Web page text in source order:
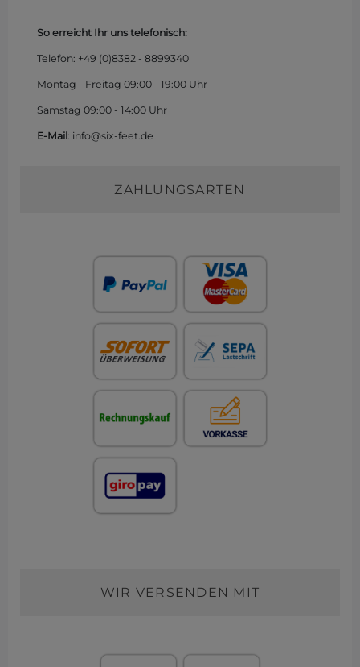
So erreicht Ihr uns telefonisch:
Telefon: +49 (0)8382 - 8899340
Montag - Freitag 09:00 - 19:00 Uhr
Samstag 09:00 - 14:00 Uhr
E-Mail : info@six-feet.de
ZAHLUNGSARTEN
WIR VERSENDEN MIT